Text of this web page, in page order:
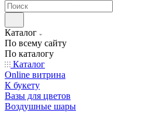
Каталог
По всему сайту
По каталогу
Каталог
Online витрина
К букету
Вазы для цветов
Воздушные шары